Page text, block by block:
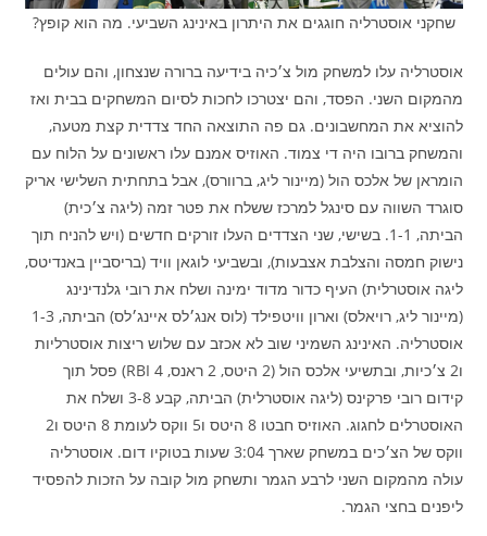
שחקני אוסטרליה חוגגים את היתרון באינינג השביעי. מה הוא קופץ?
אוסטרליה עלו למשחק מול צ׳כיה בידיעה ברורה שנצחון, והם עולים
מהמקום השני. הפסד, והם יצטרכו לחכות לסיום המשחקים בבית ואז
להוציא את המחשבונים. גם פה התוצאה החד צדדית קצת מטעה,
והמשחק ברובו היה די צמוד. האוזיס אמנם עלו ראשונים על הלוח עם
הומראן של אלכס הול (מיינור ליג, ברוורס), אבל בתחתית השלישי אריק
סוגרד השווה עם סינגל למרכז ששלח את פטר זמה (ליגה צ׳כית)
הביתה, 1-1. בשישי, שני הצדדים העלו זורקים חדשים (ויש להניח תוך
נישוק חמסה והצלבת אצבעות), ובשביעי לוגאן וויד (בריסביין באנדיטס,
ליגה אוסטרלית) העיף כדור מדוד ימינה ושלח את רובי גלנדינינג
(מיינור ליג, רויאלס) וארון וויטפילד (לוס אנג׳לס איינג׳לס) הביתה, 1-3
אוסטרליה. האינינג השמיני שוב לא אכזב עם שלוש ריצות אוסטרליות
ו2 צ׳כיות, ובתשיעי אלכס הול (2 היטס, 2 ראנס, 4 RBI) פסל תוך
קידום רובי פרקינס (ליגה אוסטרלית) הביתה, קבע 3-8 ושלח את
האוסטרלים לחגוג. האוזיס חבטו 8 היטס ו5 ווקס לעומת 8 היטס ו2
ווקס של הצ׳כים במשחק שארך 3:04 שעות בטוקיו דום. אוסטרליה
עולה מהמקום השני לרבע הגמר ותשחק מול קובה על הזכות להפסיד
ליפנים בחצי הגמר.